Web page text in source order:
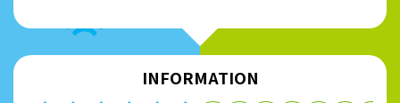
INFORMATION